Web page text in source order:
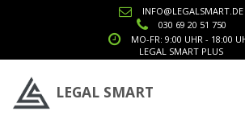
INFO@LEGALSMART.DE
030 69 20 51 750
MO-FR: 9:00 UHR - 18:00
LEGAL SMART PLUS
LEGAL SMART